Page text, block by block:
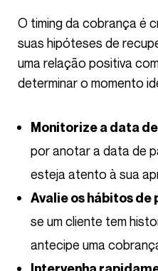
O timing da cobrança é crucial para maximizar as
suas hipóteses de
uma relação positiva
determinar o momento
Monitorize a data
por anotar a data de
esteja atento à sua
Avalie os hábitos
se um cliente tem
antecipe uma